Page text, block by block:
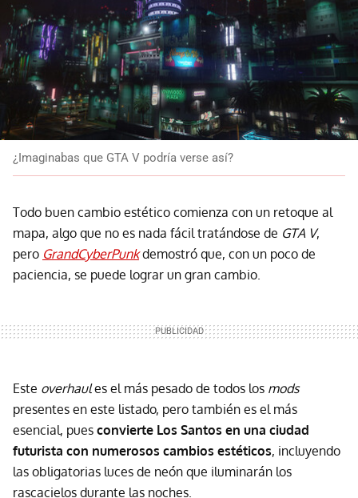
¿Imaginabas que GTA V podría verse así?
Todo buen cambio estético comienza con un retoque al
mapa, algo que no es nada fácil tratándose de GTA V,
pero GrandCyberPunkdemostró que, con un poco de
paciencia, se puede lograr un gran cambio.
Este overhaules el más pesado de todos los mods
presentes en este listado, pero también es el más
esencial, pues convierte Los Santos en una ciudad
futurista con numerosos cambios estéticos, incluyendo
las obligatorias luces de neón que iluminarán los
rascacielos durante las noches.